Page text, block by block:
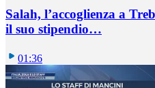
Salah, l’accoglienza a
il suo stipendio…
01:36